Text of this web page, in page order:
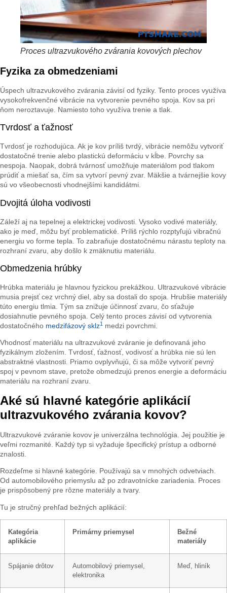
Proces ultrazvukového zvárania kovových plechov
Fyzika za obmedzeniami
Úspech ultrazvukového zvárania závisí od fyziky. Tento proces využíva
vysokofrekvenčné vibrácie na vytvorenie pevného spoja. Kov sa pri
ňom neroztavuje. Namiesto toho využíva trenie a tlak.
Tvrdosť a ťažnosť
Tvrdosť je rozhodujúca. Ak je kov príliš tvrdý, vibrácie nemôžu vytvoriť
dostatočné trenie alebo plastickú deformáciu v kĺbe. Povrchy sa
nespoja. Naopak, dobrá tvárnosť umožňuje materiálom pod tlakom
prúdiť a miešať sa, čím sa vytvorí pevný zvar. Mäkšie a tvárnejšie kovy
sú vo všeobecnosti vhodnejšími kandidátmi.
Dvojitá úloha vodivosti
Záleží aj na tepelnej a elektrickej vodivosti. Vysoko vodivé materiály,
ako je meď, môžu byť problematické. Príliš rýchlo rozptyľujú vibračnú
energiu vo forme tepla. To zabraňuje dostatočnému nárastu teploty na
rozhraní zvaru, aby došlo k zmäknutiu materiálu.
Obmedzenia hrúbky
Hrúbka materiálu je hlavnou fyzickou prekážkou. Ultrazvukové vibrácie
musia prejsť cez vrchný diel, aby sa dostali do spoja. Hrubšie materiály
túto energiu tlmia. Tým sa znižuje účinnosť zvaru, čo sťažuje
dosiahnutie pevného spoja. Celý tento proces závisí od vytvorenia
dostatočného medzifázový sklz1 medzi povrchmi.
Vhodnosť materiálu na ultrazvukové zváranie je definovaná jeho
fyzikálnym zložením. Tvrdosť, ťažnosť, vodivosť a hrúbka nie sú len
abstraktné vlastnosti. Priamo ovplyvňujú, či sa môže vytvoriť pevný
spoj v pevnom stave, pretože obmedzujú prenos energie a deformáciu
materiálu na rozhraní zvaru.
Aké sú hlavné kategórie aplikácií
ultrazvukového zvárania kovov?
Ultrazvukové zváranie kovov je univerzálna technológia. Jej použitie je
veľmi rozmanité. Každý typ si vyžaduje špecifický prístup a odborné
znalosti.
Rozdeľme si hlavné kategórie. Používajú sa v mnohých odvetviach.
Od automobilového priemyslu až po zdravotnícke zariadenia. Proces
je prispôsobený pre rôzne materiály a tvary.
Tu je stručný prehľad bežných aplikácií:
Kategória
aplikácie
Primárny priemysel
Bežné
materiály
Spájanie drôtov
Automobilový priemysel,
elektronika
Meď, hliník